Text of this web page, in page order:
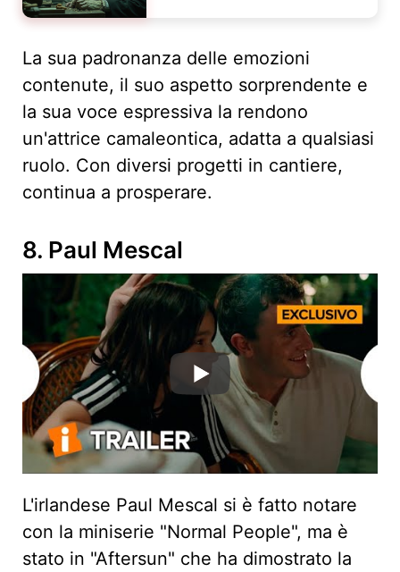
La sua padronanza delle emozioni
contenute, il suo aspetto sorprendente e
la sua voce espressiva la rendono
un'attrice camaleontica, adatta a qualsiasi
ruolo. Con diversi progetti in cantiere,
continua a prosperare.
8. Paul Mescal
L'irlandese Paul Mescal si è fatto notare
con la miniserie "Normal People", ma è
stato in "Aftersun" che ha dimostrato la